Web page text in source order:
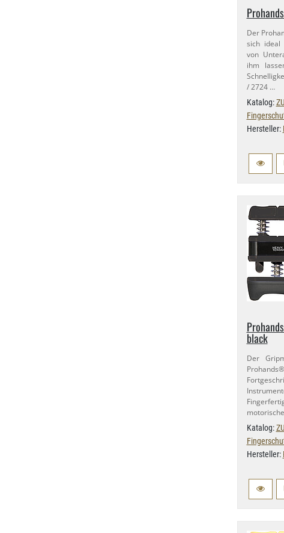
Der
sich ideal
von
ihm
/ 2724 …
Katalog:
Hersteller:
black
Der
Katalog:
Hersteller: